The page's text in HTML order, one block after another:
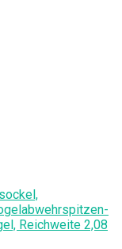
Reichweite 2,08